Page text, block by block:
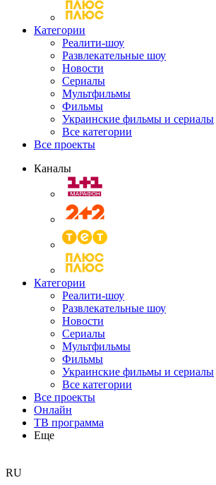
Категории
Реалити-шоу
Развлекательные шоу
Новости
Сериалы
Мультфильмы
Фильмы
Украинские фильмы и сериалы
Все категории
Все проекты
Каналы
Категории
Реалити-шоу
Развлекательные шоу
Новости
Сериалы
Мультфильмы
Фильмы
Украинские фильмы и сериалы
Все категории
Все проекты
Онлайн
ТВ программа
Еще
RU